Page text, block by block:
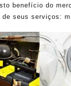
benefício do
de seus serviços: